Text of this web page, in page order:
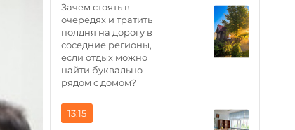
Зачем стоять в
очередях и тратить
полдня на дорогу в
соседние регионы,
если отдых можно
найти буквально
рядом с домом?
13:15